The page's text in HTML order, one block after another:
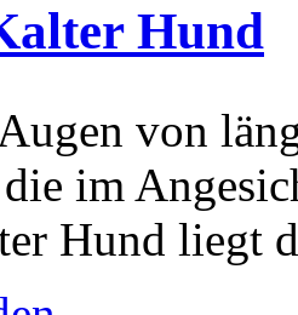
Hund
von
im
Hund liegt